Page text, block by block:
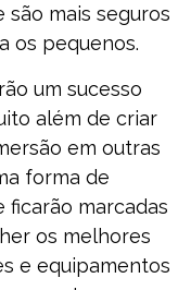
são mais seguros
os pequenos.
um sucesso
além de criar
em outras
forma de
marcadas
os melhores
e equipamentos